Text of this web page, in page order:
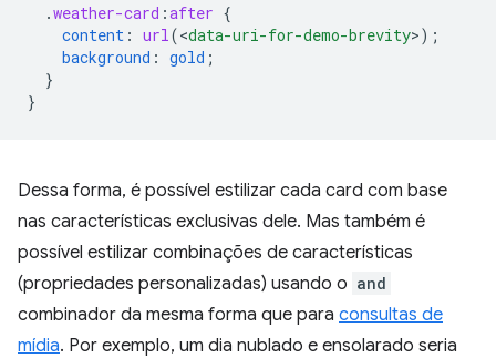
.weather-card :after {
content : url (<data-uri-for-demo-brevity>);
background : gold ;
}
}
Dessa forma, é possível estilizar cada card com base
nas características exclusivas dele. Mas também é
possível estilizar combinações de características
(propriedades personalizadas) usando o and
combinador da mesma forma que para consultas de
mídia. Por exemplo, um dia nublado e ensolarado seria